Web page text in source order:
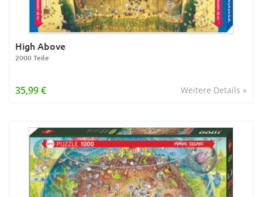
High Above
2000 Teile
Weitere Details »
35,99 €